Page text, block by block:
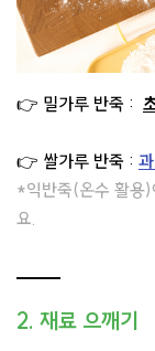
👉 밀가루 반죽 :
👉 쌀가루 반죽 :
*익반죽(온수 활용)
요.
2. 재료 으깨기